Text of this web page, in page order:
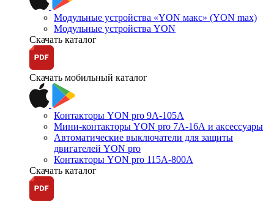
Модульные устройства «YON макс» (YON max)
Модульные устройства YON
Скачать каталог
Скачать мобильный каталог
Контакторы YON pro 9А-105А
Мини-контакторы YON pro 7А-16А и аксессуары
Автоматические выключатели для защиты
двигателей YON pro
Контакторы YON pro 115А-800А
Скачать каталог